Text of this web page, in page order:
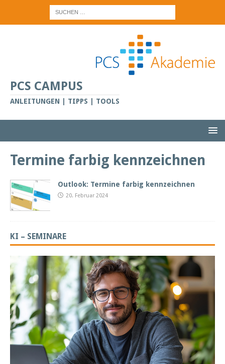
PCS CAMPUS
ANLEITUNGEN | TIPPS | TOOLS
Termine farbig kennzeichnen
Outlook: Termine farbig kennzeichnen
20. Februar 2024
KI – SEMINARE